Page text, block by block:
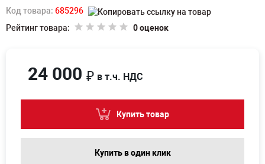
Код товара: 685296
Рейтинг товара:
0 оценок
24 000 ₽ в т.ч. НДС
Купить товар
Купить в один клик